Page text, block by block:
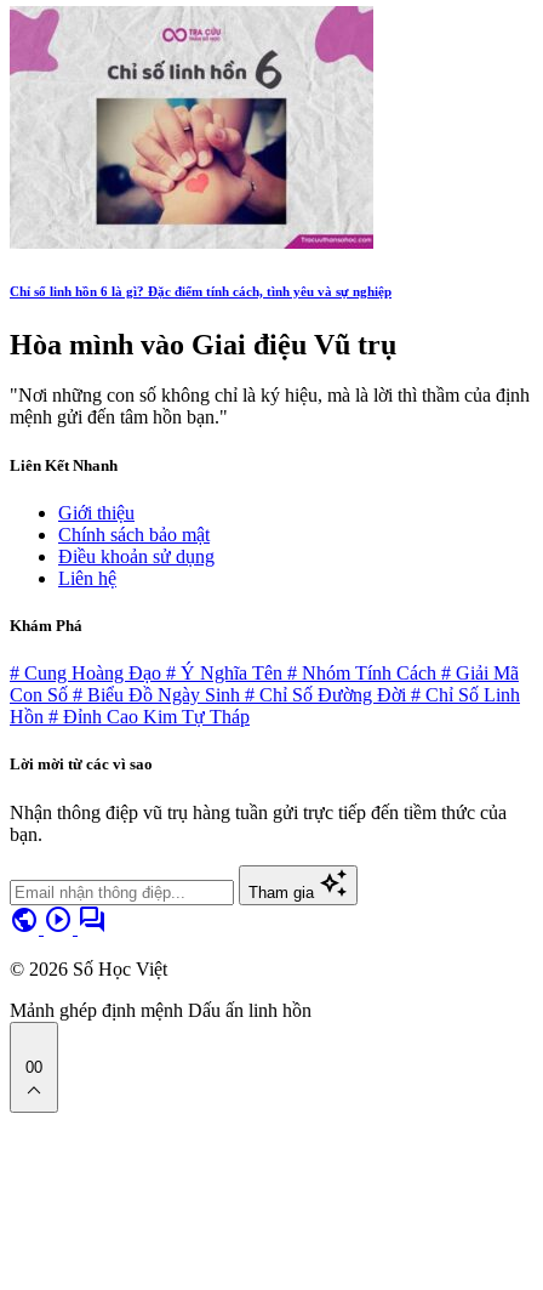
Chỉ số linh hồn 6 là gì? Đặc điểm tính cách, tình yêu và sự nghiệp
Hòa mình vào Giai điệu Vũ trụ
"Nơi những con số không chỉ là ký hiệu, mà là lời thì thầm của định
mệnh gửi đến tâm hồn bạn."
Liên Kết Nhanh
Giới thiệu
Chính sách bảo mật
Điều khoản sử dụng
Liên hệ
Khám Phá
# Cung Hoàng Đạo # Ý Nghĩa Tên # Nhóm Tính Cách # Giải Mã
Con Số # Biểu Đồ Ngày Sinh # Chỉ Số Đường Đời # Chỉ Số Linh
Hồn # Đỉnh Cao Kim Tự Tháp
Lời mời từ các vì sao
Nhận thông điệp vũ trụ hàng tuần gửi trực tiếp đến tiềm thức của
bạn.
Tham gia auto_awesome
public play_circle forum
© 2026 Số Học Việt
Mảnh ghép định mệnh Dấu ấn linh hồn
00
expand_less